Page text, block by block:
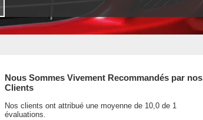
Nous Sommes Vivement Recommandés par nos
Clients
Nos clients ont attribué une moyenne de 10,0 de 1
évaluations.